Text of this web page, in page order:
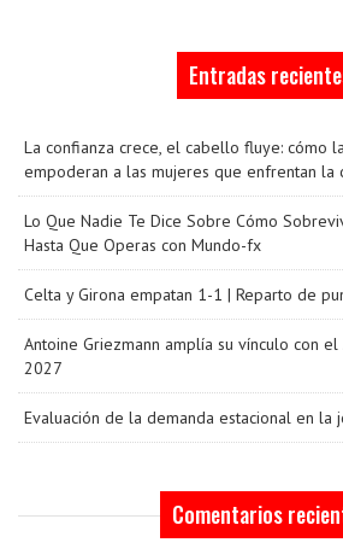
Entradas
La confianza crece, el cabello fluye: cómo
empoderan a las mujeres que enfrentan la
Lo Que Nadie Te Dice Sobre Cómo
Hasta Que Operas con Mundo-fx
Celta y Girona empatan 1-1 | Reparto de
Antoine Griezmann amplía su vínculo con
2027
Evaluación de la demanda estacional en la
Comentarios